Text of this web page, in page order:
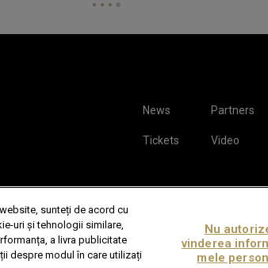
News Partners
Tickets Video
or other grounds. Photographs courtesy of Getty
Conditions|Politică de Confidențialitate Cookies |
sunteți de acord cu
uri și tehnologii similare,
a livra publicitate
despre modul în care utilizați
Nu
vinderea
mele